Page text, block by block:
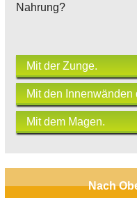
Nahrung?
Mit der Zunge.
Mit den Innenwänden
Mit dem Magen.
Nach